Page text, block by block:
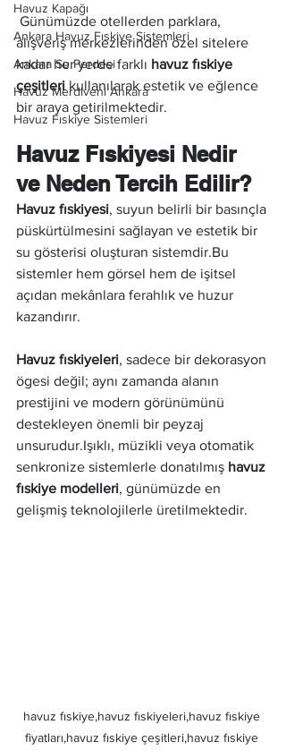
Havuz Kapağı
Ankara Havuz Fıskiye Sistemleri
Ankara Su Perdesi
Havuz Merdiveni Ankara
Havuz Fıskiye Sistemleri
alışveriş merkezlerinden özel sitelere
kadar her yerde farklı havuz fıskiye
çeşitleri kullanılarak estetik ve eğlence
bir araya getirilmektedir.
Havuz Fıskiyesi Nedir
ve Neden Tercih Edilir?
Havuz fıskiyesi, suyun belirli bir basınçla
püskürtülmesini sağlayan ve estetik bir
su gösterisi oluşturan sistemdir.Bu
sistemler hem görsel hem de işitsel
açıdan mekânlara ferahlık ve huzur
kazandırır.
Havuz fıskiyeleri, sadece bir dekorasyon
ögesi değil; aynı zamanda alanın
prestijini ve modern görünümünü
destekleyen önemli bir peyzaj
unsurudur.Işıklı, müzikli veya otomatik
senkronize sistemlerle donatılmış havuz
fıskiye modelleri, günümüzde en
gelişmiş teknolojilerle üretilmektedir.
havuz fıskiye,havuz fıskiyeleri,havuz fıskiye
fiyatları,havuz fıskiye çeşitleri,havuz fıskiye